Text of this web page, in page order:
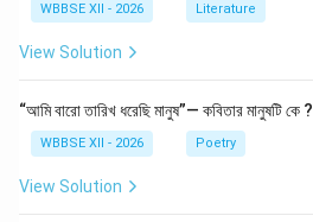
WBBSE XII - 2026 Literature
View Solution
“আমি বারো তারিখ ধরেছি মানুষ”— কবিতার মানুষটি কে ?
WBBSE XII - 2026 Poetry
View Solution